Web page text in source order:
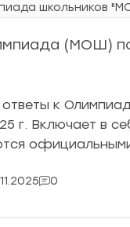
школьников
(МОШ)
к
г. Включает в
0